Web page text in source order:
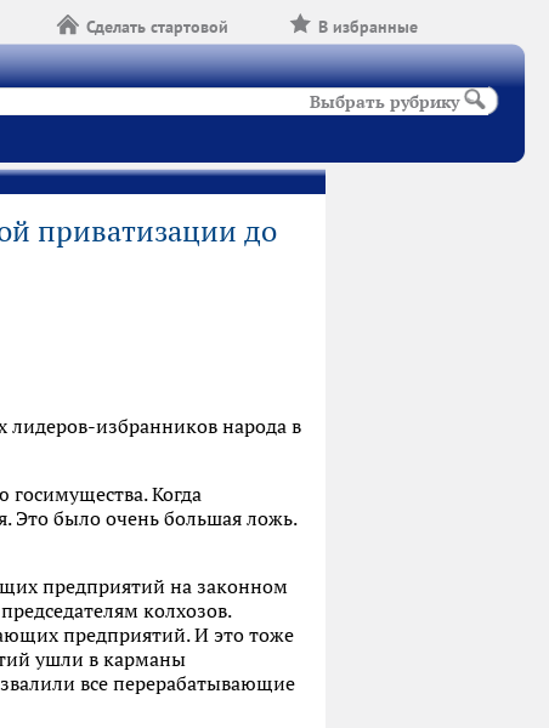
В избранные
Сделать стартовой
Выбрать рубрику
приватизации до
лидеров-избранников народа в
Когда
Это было очень большая ложь.
предприятий на законном
колхозов.
предприятий. И это тоже
ушли в карманы
все перерабатывающие